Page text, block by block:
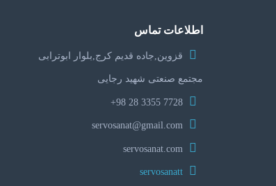
اطلاعات تماس
قزوین,جاده قدیم کرج,بلوار ابوترابی
مجتمع صنعتی شهید رجایی